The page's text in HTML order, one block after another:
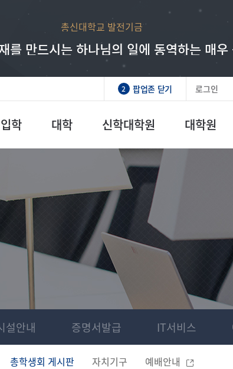
총신대학교 발전기금
를 만드시는 하나님의 일에 동역하는 매
2 팝업존 닫기 로그인
입학 대학 신학대학원 대학원
설안내 증명서발급 IT서비스
총학생회 게시판 자치기구 예배안내